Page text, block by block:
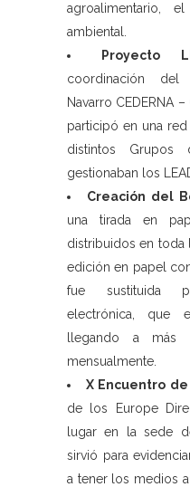
agroalimentario,
ambiental.
Proyecto
coordinación
Navarro CEDERNA
participó en una
distintos
gestionaban los
Creación del
una tirada en
distribuidos en toda
edición en papel
fue sustituida
electrónica, que
llegando a más
mensualmente.
X Encuentro
de los Europe
lugar en la sede
sirvió para
a tener los medios